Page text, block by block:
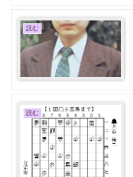
読む
読む